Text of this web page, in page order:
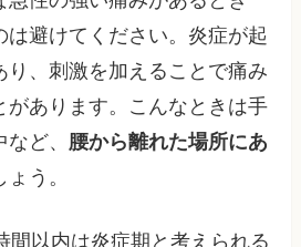
は避けてください。炎症が起
り、刺激を加えることで痛み
があります。こんなときは手
ど、 腰から離れた場所にあ
う。
間以内は炎症期と考えられる